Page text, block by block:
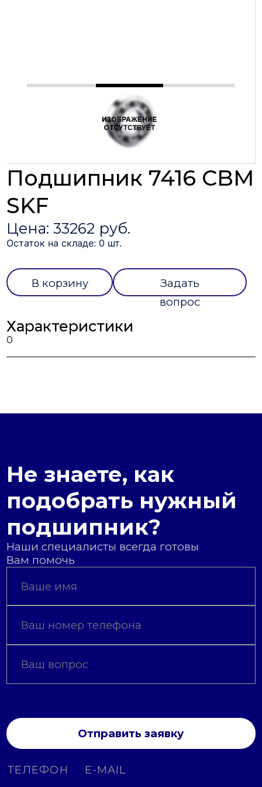
Подшипник 7416 CBM
SKF
Цена: 33262 руб.
Остаток на складе: 0 шт.
В корзину
Задать
вопрос
Характеристики
0
Не знаете, как
подобрать нужный
подшипник?
Наши специалисты всегда готовы
Вам помочь
Отправить заявку
ТЕЛЕФОН E-MAIL